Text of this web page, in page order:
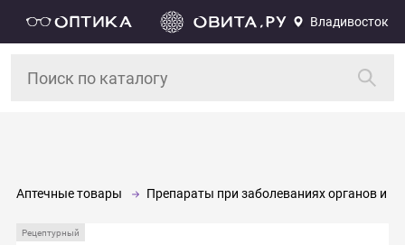
Владивосток
Аптечные товары Препараты при заболеваниях органов и
Рецептурный